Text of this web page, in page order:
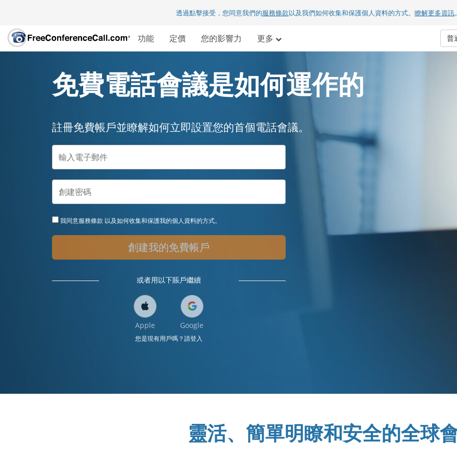
透過點擊接受，您同意我們的服務條款以及我們如何收集和保護個人資料的方式。 瞭解更多資訊
功能 定價 您的影響力 更多 普
免費電話會議是如何運作的
註冊免費帳戶並瞭解如何立即設置您的首個電話會議。
我同意服務條款 以及如何收集和保護我的個人資料的方式。
創建我的免費帳戶
或者用以下賬戶繼續
Apple Google
您是現有用戶嗎？請登入
靈活、簡單明瞭和安全的全球